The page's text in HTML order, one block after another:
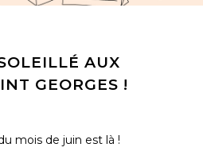
AUX
GEORGES !
mois de juin est là !